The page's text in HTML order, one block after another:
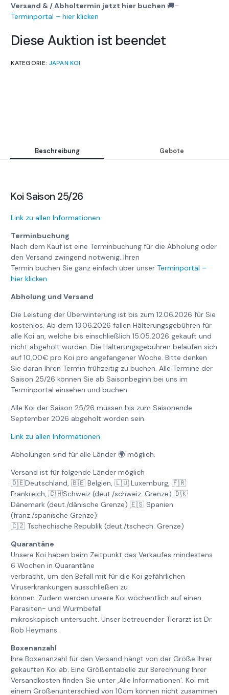
Versand & / Abholtermin jetzt hier buchen 🚚–
Terminportal – hier klicken
Diese Auktion ist beendet
KATEGORIE: JAPAN KOI
Beschreibung Gebote
Koi Saison 25/26
Link zu allen Informationen
Terminbuchung
Nach dem Kauf ist eine Terminbuchung für die Abholung oder
den Versand zwingend notwenig. Ihren
Termin buchen Sie ganz einfach über unserTerminportal –
hier klicken
Abholung und Versand
Die Leistung der Überwinterung ist bis zum 12.06.2026 für Sie
kostenlos. Ab dem 13.06.2026 fallen Hälterungsgebühren für
alle Koi an, welche bis einschließlich 15.05.2026 gekauft und
nicht abgeholt wurden. Die Hälterungsgebühren belaufen sich
auf 10,00€ pro Koi pro angefangener Woche. Bitte denken
Sie daran Ihren Termin frühzeitig zu buchen. Alle Termine der
Saison 25/26 können Sie ab Saisonbeginn bei uns im
Terminportal einsehen und buchen.
Alle Koi der Saison 25/26 müssen bis zum Saisonende
September 2026 abgeholt worden sein.
Link zu allen Informationen
Abholungen sind für alle Länder 🌍 möglich.
Versand ist für folgende Länder möglich
🇩🇪Deutschland, 🇧🇪 Belgien, 🇱🇺 Luxemburg, 🇫🇷
Frankreich, 🇨🇭Schweiz (deut./schweiz. Grenze) 🇩🇰
Dänemark (deut./dänische Grenze) 🇪🇸 Spanien
(franz./spanische Grenze)
🇨🇿 Tschechische Republik (deut./tschech. Grenze)
Quarantäne
Unsere Koi haben beim Zeitpunkt des Verkaufes mindestens
6 Wochen in Quarantäne
verbracht, um den Befall mit für die Koi gefährlichen
Viruserkrankungen ausschließen zu
können. Zudem werden unsere Koi wöchentlich auf einen
Parasiten- und Wurmbefall
mikroskopisch untersucht. Unser betreuender Tierarzt ist Dr.
Rob Heymans.
Boxenanzahl
Ihre Boxenanzahl für den Versand hängt von der Größe Ihrer
gekauften Koi ab. Eine Größentabelle zur Berechnung Ihrer
Versandkosten finden Sie unter ‚Alle Informationen‘. Koi mit
einem Größenunterschied von 10cm können nicht zusammen